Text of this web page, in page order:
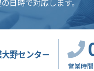
日時で対応します。
野センター
営業時間